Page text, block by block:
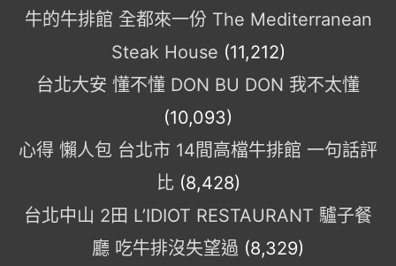
牛的牛排館 全都來一份 The Mediterranean
Steak House (11,212)
台北大安 懂不懂 DON BU DON 我不太懂
(10,093)
心得 懶人包 台北市 14間高檔牛排館 一句話評
比 (8,428)
台北中山 2田 L’IDIOT RESTAURANT 驢子餐
廳 吃牛排沒失望過 (8,329)